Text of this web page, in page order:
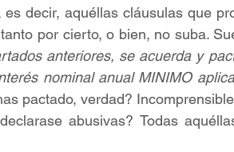
es decir, aquéllas cláusulas que
por cierto, o bien, no suba.
anteriores, se acuerda y
nominal anual MINIMO
pactado, verdad?
abusivas? Todas